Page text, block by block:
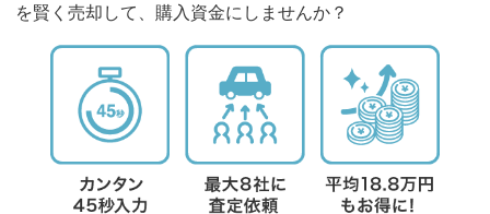
を賢く売却して、購入資金にしませんか？